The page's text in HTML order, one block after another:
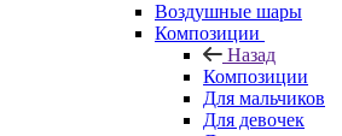
Воздушные шары
Композиции
Назад
Композиции
Для мальчиков
Для девочек